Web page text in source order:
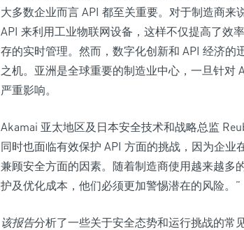
大多数企业而言 API 都至关重要。对于制造商
API 来利用工业物联网设备，这样不仅提高了效
存的实时管理。然而，数字化创新和 API 经济的
之机。亚洲是全球重要的制造业中心，一旦针对
严重影响。
Akamai 亚太地区及日本安全技术和战略总监
同时也面临有效保护 API 方面的挑战，因为企业
兼顾安全方面的因素。随着制造商使用越来越多
护及优化成本，他们必须更加警惕潜在的风险。”
该报告分析了一些关于安全态势和运行挑战的常